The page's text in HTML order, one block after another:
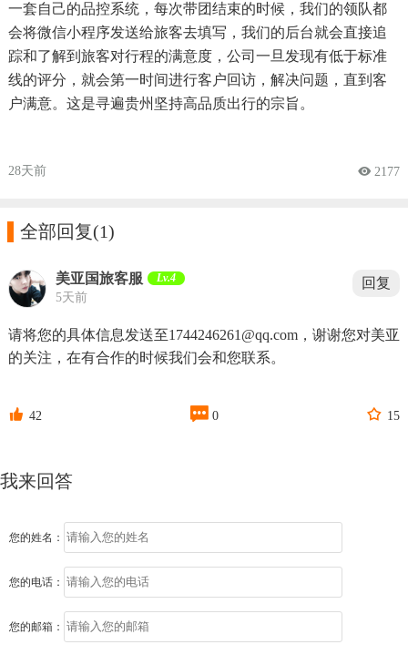
一套自己的品控系统，每次带团结束的时候，我们的领队都
会将微信小程序发送给旅客去填写，我们的后台就会直接追
踪和了解到旅客对行程的满意度，公司一旦发现有低于标准
线的评分，就会第一时间进行客户回访，解决问题，直到客
户满意。这是寻遍贵州坚持高品质出行的宗旨。
28天前  2177
全部回复(1)
美亚国旅客服 Lv.4
5天前
回复
请将您的具体信息发送至1744246261@qq.com，谢谢您对美亚
的关注，在有合作的时候我们会和您联系。
 42  0  15
我来回答
您的姓名：
您的电话：
您的邮箱：